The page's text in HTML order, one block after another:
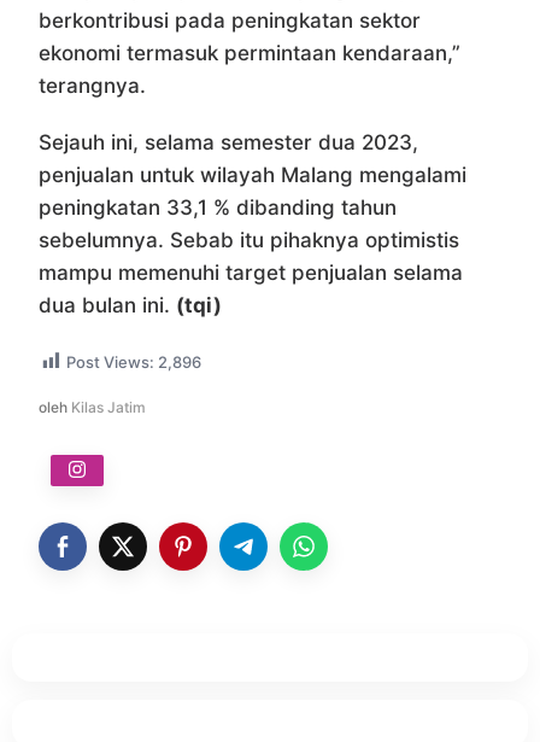
berkontribusi pada peningkatan sektor
ekonomi termasuk permintaan kendaraan,”
terangnya.
Sejauh ini, selama semester dua 2023,
penjualan untuk wilayah Malang mengalami
peningkatan 33,1 % dibanding tahun
sebelumnya. Sebab itu pihaknya optimistis
mampu memenuhi target penjualan selama
dua bulan ini. (tqi)
Post Views: 2,896
oleh Kilas Jatim